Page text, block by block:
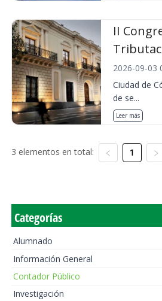
II
2026-09-03
Ciudad de
de se...
Leer más
3 elementos en total: 1
Categorías
Alumnado
Información General
Contador Público
Investigación